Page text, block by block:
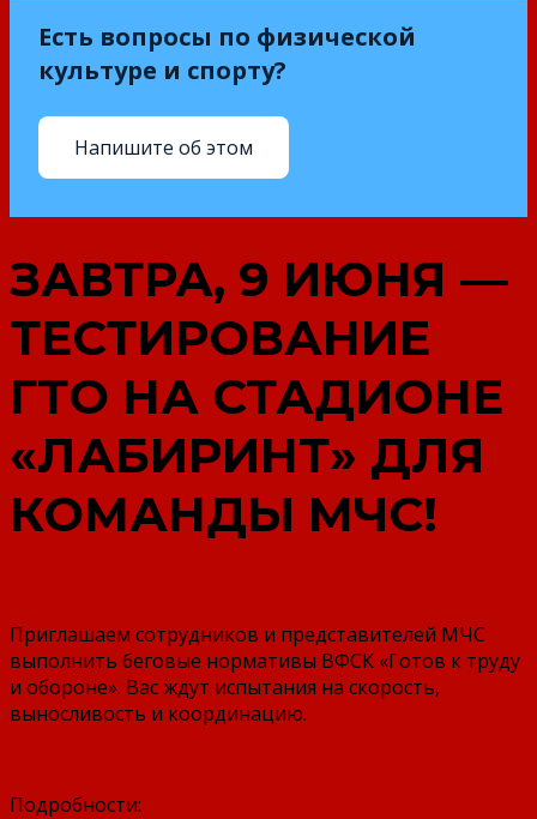
Есть вопросы по физической
культуре и спорту?
Напишите об этом
ЗАВТРА, 9 ИЮНЯ —
ТЕСТИРОВАНИЕ
ГТО НА СТАДИОНЕ
«ЛАБИРИНТ» ДЛЯ
КОМАНДЫ МЧС!
Приглашаем сотрудников и представителей МЧС
выполнить беговые нормативы ВФСК «Готов к труду
и обороне». Вас ждут испытания на скорость,
выносливость и координацию.
Подробности: